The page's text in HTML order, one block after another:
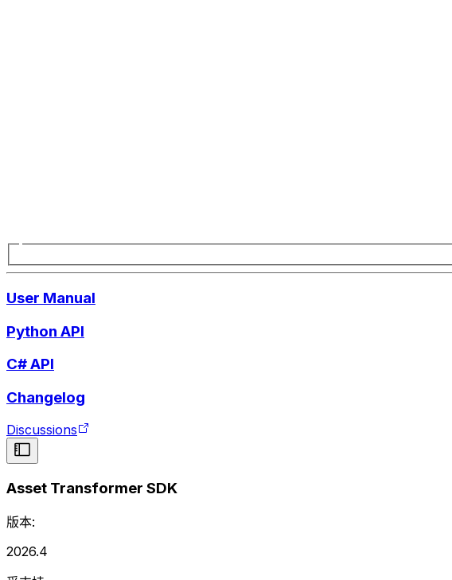
User Manual
Python API
C# API
Changelog
Discussions
Asset Transformer SDK
版本:
2026.4